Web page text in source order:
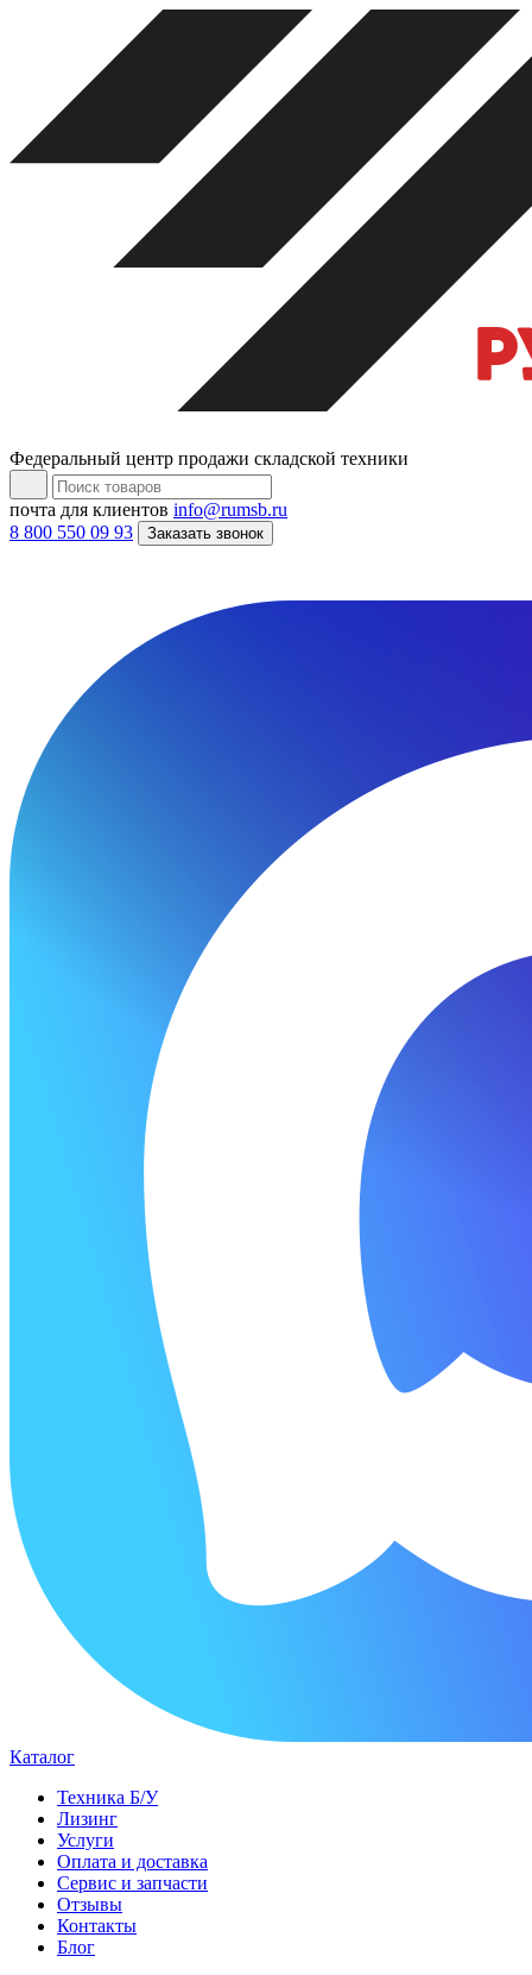
Федеральный центр продажи складской техники
почта для клиентов info@rumsb.ru
8 800 550 09 93
Заказать звонок
Каталог
Техника Б/У
Лизинг
Услуги
Оплата и доставка
Сервис и запчасти
Отзывы
Контакты
Блог